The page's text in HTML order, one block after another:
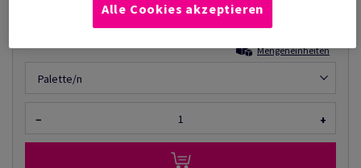
Mengeneinheiten
Palette/n
− +
Alle Cookies akzeptieren